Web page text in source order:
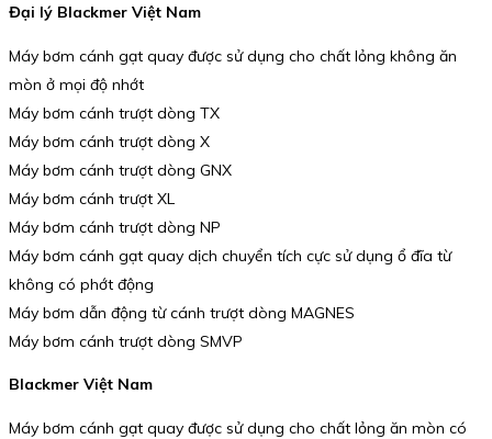
Đại lý Blackmer Việt Nam
Máy bơm cánh gạt quay được sử dụng cho chất lỏng không ăn
mòn ở mọi độ nhớt
Máy bơm cánh trượt dòng TX
Máy bơm cánh trượt dòng X
Máy bơm cánh trượt dòng GNX
Máy bơm cánh trượt XL
Máy bơm cánh trượt dòng NP
Máy bơm cánh gạt quay dịch chuyển tích cực sử dụng ổ đĩa từ
không có phớt động
Máy bơm dẫn động từ cánh trượt dòng MAGNES
Máy bơm cánh trượt dòng SMVP
Blackmer Việt Nam
Máy bơm cánh gạt quay được sử dụng cho chất lỏng ăn mòn có